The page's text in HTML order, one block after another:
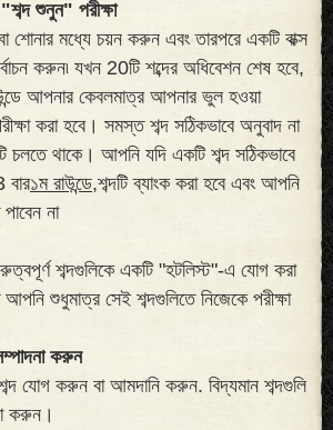
শুনুন" পরীক্ষা
শোনার মধ্যে চয়ন করুন এবং তারপরে একটি বাক্স
করুন৷ যখন 20টি শব্দের অধিবেশন শেষ হবে,
আপনার কেবলমাত্র আপনার ভুল হওয়া
করা হবে। সমস্ত শব্দ সঠিকভাবে অনুবাদ না
চলতে থাকে। আপনি যদি একটি শব্দ সঠিকভাবে
বার১ম রাউন্ডে,শব্দটি ব্যাংক করা হবে এবং আপনি
না
শব্দগুলিকে একটি "হটলিস্ট"-এ যোগ করা
আপনি শুধুমাত্র সেই শব্দগুলিতে নিজেকে পরীক্ষা
করুন
যোগ করুন বা আমদানি করুন. বিদ্যমান শব্দগুলি
করুন।